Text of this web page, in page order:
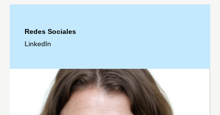
Redes Sociales
LinkedIn